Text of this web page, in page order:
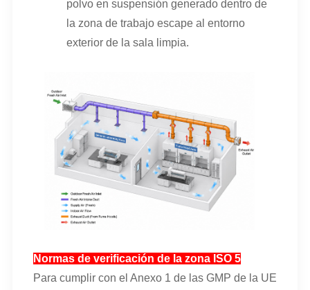
polvo en suspensión generado dentro de
la zona de trabajo escape al entorno
exterior de la sala limpia.
Normas de verificación de la zona ISO 5
Para cumplir con el Anexo 1 de las GMP de la UE